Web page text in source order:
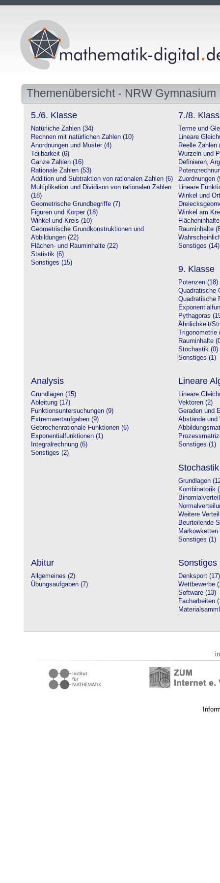
Themenübersicht - NRW Gymnasium
5./6. Klasse
Natürliche Zahlen (34)
Rechnen mit natürlichen Zahlen (10)
Anordnungen und Muster (4)
Teilbarkeit (6)
Ganze Zahlen (16)
Rationale Zahlen (53)
Addition und Subtraktion von rationalen Zahlen (6)
Multiplikation und Dividison von rationalen Zahlen
(18)
Geometrische Grundbegriffe (7)
Figuren und Körper (18)
Winkel und Kreis (10)
Geometrische Grundkonstruktionen und
Abbildungen (22)
Flächen- und Rauminhalte (22)
Statistik (6)
Sonstiges (15)
7./8.
Terme und
Lineare
Reelle Zahlen
Wurzeln und
Definieren,
Zuordnungen
Lineare
Winkel und
Winkel am
Rauminhalte
Sonstiges (14)
9. Klasse
Potenzen (18)
Quadratische
Quadratische
Pythagoras
Ähnlichkeit/
Trigonometrie
Rauminhalte
Stochastik (0)
Sonstiges (1)
Analysis
Grundlagen (15)
Ableitung (17)
Funktionsuntersuchungen (9)
Extremwertaufgaben (9)
Gebrochenrationale Funktionen (6)
Exponentialfunktionen (1)
Integralrechnung (6)
Sonstiges (2)
Lineare
Lineare
Vektoren (2)
Geraden und
Abstände und
Sonstiges (1)
Stochastik
Grundlagen
Kombinatorik
Weitere
Beurteilende
Markowketten
Sonstiges (1)
Abitur
Allgemeines (2)
Übungsaufgaben (7)
Sonstiges
Denksport (17)
Wettbewerbe
Software (13)
Facharbeiten